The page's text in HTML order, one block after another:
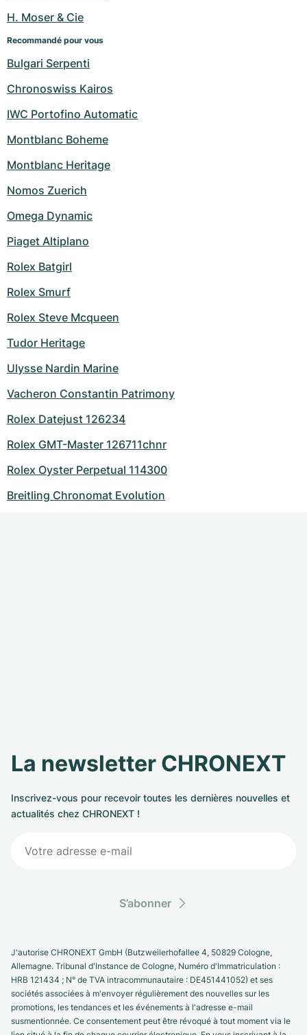
H. Moser & Cie
Recommandé pour vous
Bulgari Serpenti
Chronoswiss Kairos
IWC Portofino Automatic
Montblanc Boheme
Montblanc Heritage
Nomos Zuerich
Omega Dynamic
Piaget Altiplano
Rolex Batgirl
Rolex Smurf
Rolex Steve Mcqueen
Tudor Heritage
Ulysse Nardin Marine
Vacheron Constantin Patrimony
Rolex Datejust 126234
Rolex GMT-Master 126711chnr
Rolex Oyster Perpetual 114300
Breitling Chronomat Evolution
La newsletter CHRONEXT
Inscrivez-vous pour recevoir toutes les dernières nouvelles et
actualités chez CHRONEXT !
S’abonner
J'autorise CHRONEXT GmbH (Butzweilerhofallee 4, 50829 Cologne,
Allemagne. Tribunal d'Instance de Cologne, Numéro d'Immatriculation :
HRB 121434 ; N° de TVA intracommunautaire : DE451441052) et ses
sociétés associées à m'envoyer régulièrement des nouvelles sur les
promotions, les tendances et les événements à l'adresse e-mail
susmentionnée. Ce consentement peut être révoqué à tout moment via le